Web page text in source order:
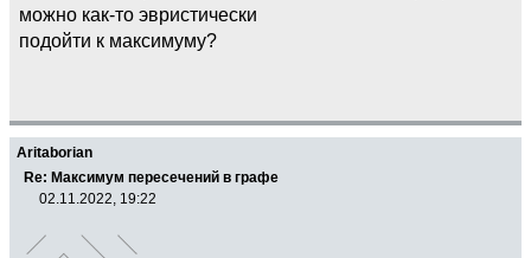
можно как-то эвристически
подойти к максимуму?
Aritaborian
Re: Максимум пересечений в графе
02.11.2022, 19:22